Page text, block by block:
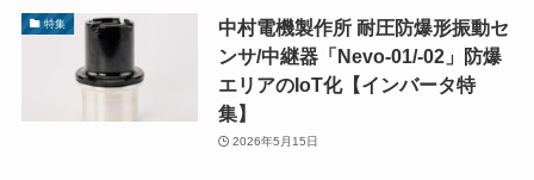
特集
中村電機製作所 耐圧防爆形振動セ
ンサ/中継器「Nevo-01/-02」防爆
エリアのIoT化【インバータ特
集】
2026年5月15日